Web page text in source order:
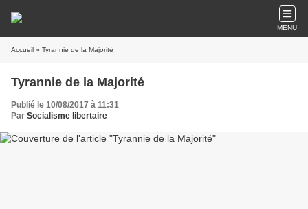
MENU
Accueil » Tyrannie de la Majorité
Tyrannie de la Majorité
Publié le 10/08/2017 à 11:31
Par Socialisme libertaire